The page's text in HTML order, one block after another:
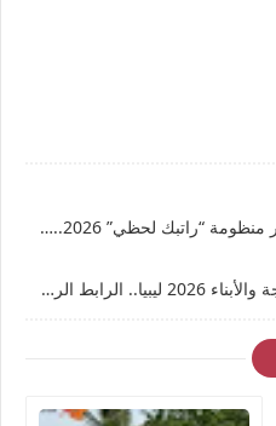
"ترقب"صرف مرتبات شهر 4 عبر منظومة “راتبك لحظي” 2026.. خطوات الاستعلام وحقيقة بدء الإحالات المالية
التسجيل في منظومة منحة الزوجة والأبناء 2026 ليبيا.. الرابط الرسمي وخطوات التقديم والاستعلام